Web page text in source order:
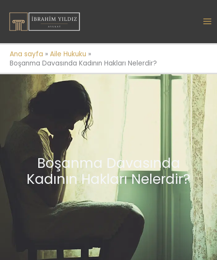
Ana sayfa
Aile Hukuku
Boşanma Davasında Kadının Hakları Nelerdir?
Boşanma Davasında
Kadının Hakları Nelerdir?